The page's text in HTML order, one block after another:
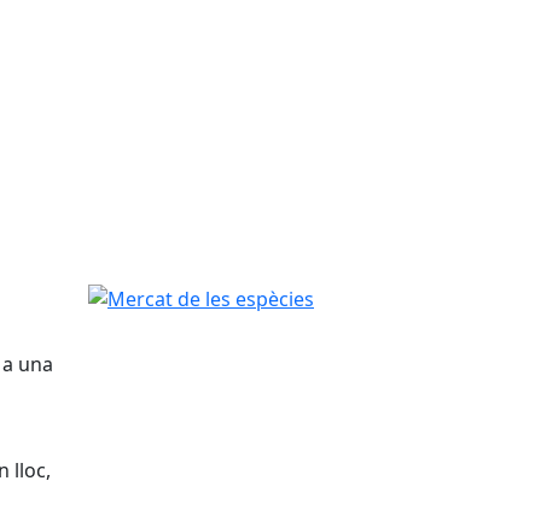
una
lloc,
Mercat de les espècies